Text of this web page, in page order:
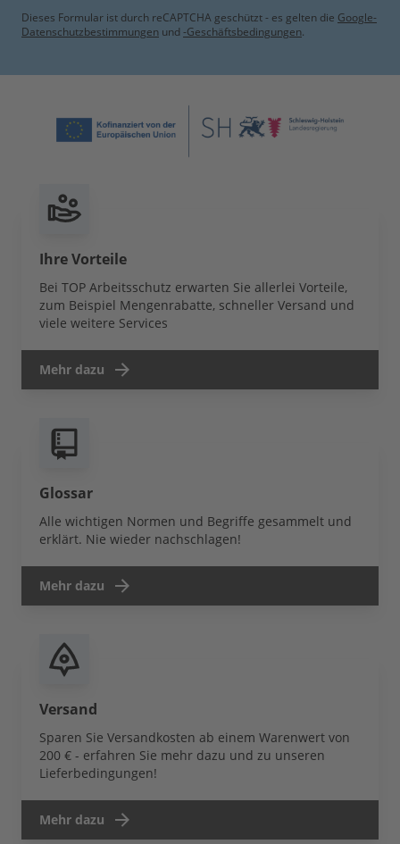
Dieses Formular ist durch reCAPTCHA geschützt - es gelten die Google-
Datenschutzbestimmungen und -Geschäftsbedingungen.
Ihre Vorteile
Bei TOP Arbeitsschutz erwarten Sie allerlei Vorteile,
zum Beispiel Mengenrabatte, schneller Versand und
viele weitere Services
Mehr dazu
Glossar
Alle wichtigen Normen und Begriffe gesammelt und
erklärt. Nie wieder nachschlagen!
Mehr dazu
Versand
Sparen Sie Versandkosten ab einem Warenwert von
200 € - erfahren Sie mehr dazu und zu unseren
Lieferbedingungen!
Mehr dazu